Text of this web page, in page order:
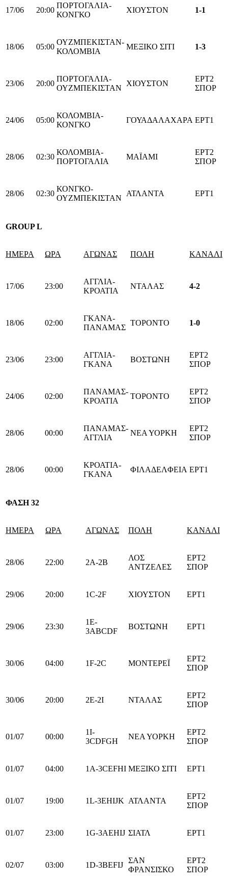
17/06 20:00
ΠΟΡΤΟΓΑΛΙΑ-
ΚΟΝΓΚΟ
ΧΙΟΥΣΤΟΝ 1-1
18/06 05:00
ΟΥΖΜΠΕΚΙΣΤΑΝ-
ΚΟΛΟΜΒΙΑ
ΜΕΞΙΚΟ ΣΙΤΙ 1-3
23/06 20:00
ΠΟΡΤΟΓΑΛΙΑ-
ΟΥΖΜΠΕΚΙΣΤΑΝ
ΧΙΟΥΣΤΟΝ
ΕΡΤ2
ΣΠΟΡ
24/06 05:00
ΚΟΛΟΜΒΙΑ-
ΚΟΝΓΚΟ
ΓΟΥΑΔΑΛΑΧΑΡΑ ΕΡΤ1
28/06 02:30
ΚΟΛΟΜΒΙΑ-
ΠΟΡΤΟΓΑΛΙΑ
ΜΑΪΑΜΙ
ΕΡΤ2
ΣΠΟΡ
28/06 02:30
ΚΟΝΓΚΟ-
ΟΥΖΜΠΕΚΙΣΤΑΝ
ΑΤΛΑΝΤΑ ΕΡΤ1
GROUPL
ΗΜΕΡΑ ΩΡΑ ΑΓΩΝΑΣ ΠΟΛΗ ΚΑΝΑΛΙ
17/06 23:00
ΑΓΓΛΙΑ-
ΚΡΟΑΤΙΑ
ΝΤΑΛΑΣ 4-2
18/06 02:00
ΓΚΑΝΑ-
ΠΑΝΑΜΑΣ
ΤΟΡΟΝΤΟ 1-0
23/06 23:00
ΑΓΓΛΙΑ-
ΓΚΑΝΑ
ΒΟΣΤΩΝΗ
ΕΡΤ2
ΣΠΟΡ
24/06 02:00
ΠΑΝΑΜΑΣ-
ΚΡΟΑΤΙΑ
ΤΟΡΟΝΤΟ
ΕΡΤ2
ΣΠΟΡ
28/06 00:00
ΠΑΝΑΜΑΣ-
ΑΓΓΛΙΑ
ΝΕΑ ΥΟΡΚΗ
ΕΡΤ2
ΣΠΟΡ
28/06 00:00
ΚΡΟΑΤΙΑ-
ΓΚΑΝΑ
ΦΙΛΑΔΕΛΦΕΙΑ ΕΡΤ1
ΦΑΣΗ 32
ΗΜΕΡΑ ΩΡΑ ΑΓΩΝΑΣ ΠΟΛΗ ΚΑΝΑΛΙ
28/06 22:00 2Α-2Β
ΛΟΣ
ΑΝΤΖΕΛΕΣ
ΕΡΤ2
ΣΠΟΡ
29/06 20:00 1C-2F ΧΙΟΥΣΤΟΝ ΕΡΤ1
29/06 23:30
1E-
3ABCDF
ΒΟΣΤΩΝΗ ΕΡΤ1
30/06 04:00 1F-2C ΜΟΝΤΕΡΕΪ
ΕΡΤ2
ΣΠΟΡ
30/06 20:00 2E-2I ΝΤΑΛΑΣ
ΕΡΤ2
ΣΠΟΡ
01/07 00:00
1I-
3CDFGH
ΝΕΑ ΥΟΡΚΗ
ΕΡΤ2
ΣΠΟΡ
01/07 04:00 1Α-3CEFHI ΜΕΞΙΚΟ ΣΙΤΙ ΕΡΤ1
01/07 19:00 1L-3EHIJK ΑΤΛΑΝΤΑ
ΕΡΤ2
ΣΠΟΡ
01/07 23:00 1G-3AEHIJ ΣΙΑΤΛ ΕΡΤ1
02/07 03:00 1D-3BEFIJ
ΣΑΝ
ΦΡΑΝΣΙΣΚΟ
ΕΡΤ2
ΣΠΟΡ